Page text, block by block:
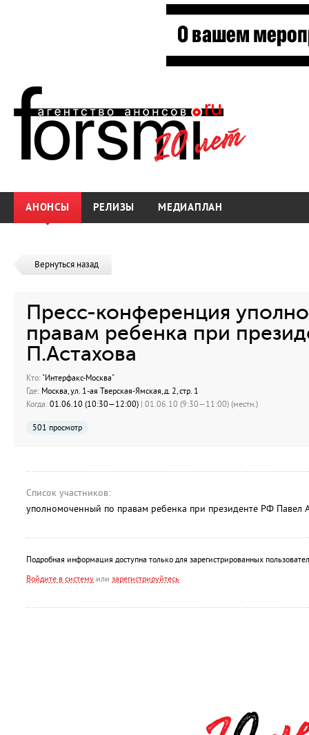
АНОНСЫ РЕЛИЗЫ МЕДИАПЛАН
Вернуться назад
Пресс-конференция
правам ребенка при
П.Астахова
Кто: "Интерфакс-Москва"
Где: Москва, ул. 1-ая Тверская-Ямская, д. 2, стр. 1
Когда: 01.06.10 (10:30—12:00) | 01.06.10 (9:30—11:00) (местн.)
501 просмотр
Список участников:
уполномоченный по правам ребенка при президенте РФ Павел
Подробная информация доступна только для зарегистрированных
Войдите в систему или зарегистрируйтесь